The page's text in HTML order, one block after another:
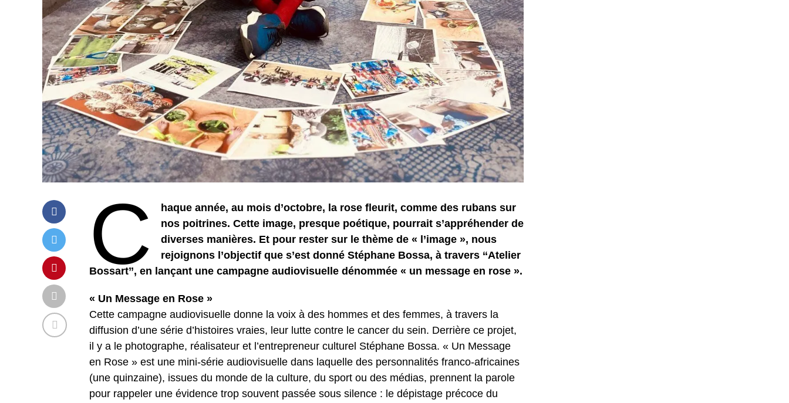
C
haque année, au mois d’octobre, la rose fleurit, comme des rubans sur
nos poitrines. Cette image, presque poétique, pourrait s’appréhender de
diverses manières. Et pour rester sur le thème de « l’image », nous
rejoignons l’objectif que s’est donné Stéphane Bossa, à travers ‘‘Atelier
Bossart’’, en lançant une campagne audiovisuelle dénommée « un message en rose ».
« Un Message en Rose »
Cette campagne audiovisuelle donne la voix à des hommes et des femmes, à travers la
diffusion d’une série d’histoires vraies, leur lutte contre le cancer du sein. Derrière ce projet,
il y a le photographe, réalisateur et l’entrepreneur culturel Stéphane Bossa. « Un Message
en Rose » est une mini-série audiovisuelle dans laquelle des personnalités franco-africaines
(une quinzaine), issues du monde de la culture, du sport ou des médias, prennent la parole
pour rappeler une évidence trop souvent passée sous silence : le dépistage précoce du